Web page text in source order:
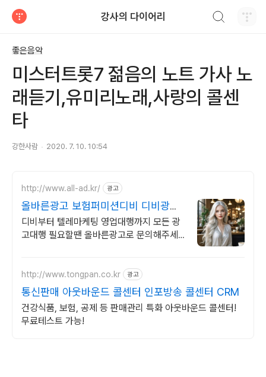
강사의 다이어리
좋은음악
미스터트롯7 젊음의 노트 가사 노
래듣기,유미리노래,사랑의 콜센
타
강한사람 2020. 7. 10. 10:54
http://www.all-ad.kr/ 광고
올바른광고 보험퍼미션디비 디비광고
CPA전문 실행사
디비부터 텔레마케팅 영업대행까지 모든 광
고대행 필요할땐 올바른광고로 문의해주세
http://www.tongpan.co.kr 광고
통신판매 아웃바운드 콜센터 인포방송 콜센터 CRM
건강식품, 보험, 공제 등 판매관리 특화 아웃바운드 콜센터!
무료테스트 가능!